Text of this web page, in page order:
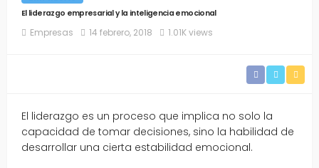
El liderazgo empresarial y la inteligencia emocional
Empresas 14 febrero, 2018 1.01K views
El liderazgo es un proceso que implica no solo la
capacidad de tomar decisiones, sino la habilidad de
desarrollar una cierta estabilidad emocional.